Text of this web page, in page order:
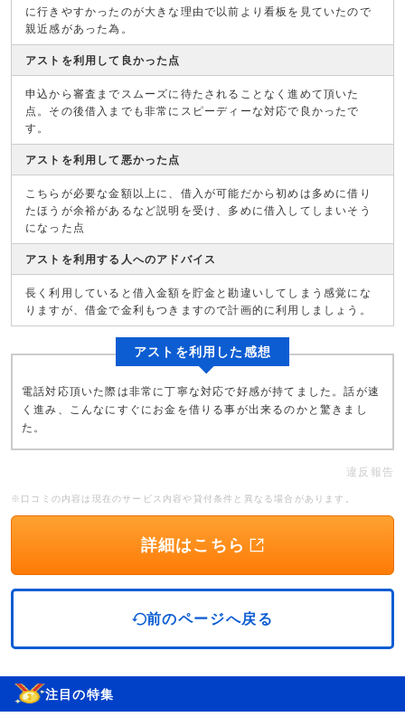
に行きやすかったのが大きな理由で以前より看板を見ていたので
親近感があった為。
アストを利用して良かった点
申込から審査までスムーズに待たされることなく進めて頂いた
点。その後借入までも非常にスピーディーな対応で良かったで
す。
アストを利用して悪かった点
こちらが必要な金額以上に、借入が可能だから初めは多めに借り
たほうが余裕があるなど説明を受け、多めに借入してしまいそう
になった点
アストを利用する人へのアドバイス
長く利用していると借入金額を貯金と勘違いしてしまう感覚にな
りますが、借金で金利もつきますので計画的に利用しましょう。
アストを利用した感想
電話対応頂いた際は非常に丁寧な対応で好感が持てました。話が速
く進み、こんなにすぐにお金を借りる事が出来るのかと驚きまし
た。
違反報告
※口コミの内容は現在のサービス内容や貸付条件と異なる場合があります。
詳細はこちら
前のページへ戻る
注目の特集